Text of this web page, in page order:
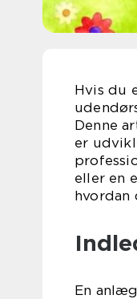
Hvis du
Denne
er
eller en
hvordan
En